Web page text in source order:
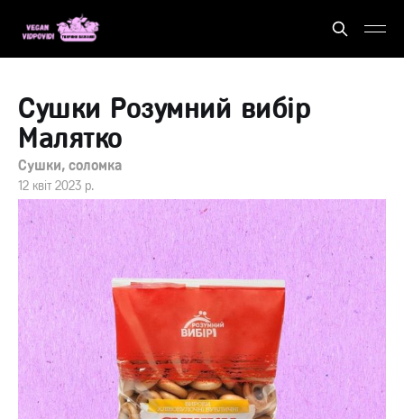
Сушки Розумний вибір
Малятко
Сушки, соломка
12 квіт 2023 р.